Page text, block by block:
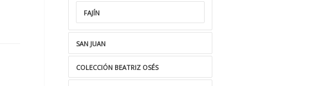
FAJÍN
SAN JUAN
COLECCIÓN BEATRIZ OSÉS